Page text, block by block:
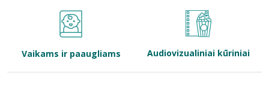
Bibliotekoms
Vaikams ir paaugliams Audiovizualiniai kūriniai